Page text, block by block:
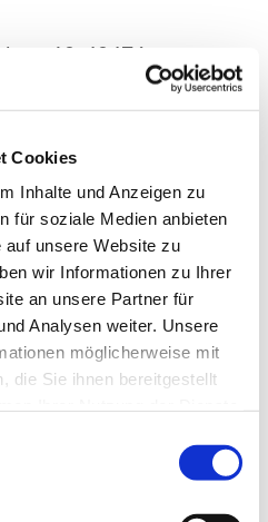
Cookies
Inhalte und Anzeigen zu
für soziale Medien anbieten
unsere Website zu
wir Informationen zu Ihrer
an unsere Partner für
Analysen weiter. Unsere
möglicherweise mit
die Sie ihnen bereitgestellt
10, 40476
-büro Kreuzkirche
Düsseldorf
16 bis 18 Uhr,